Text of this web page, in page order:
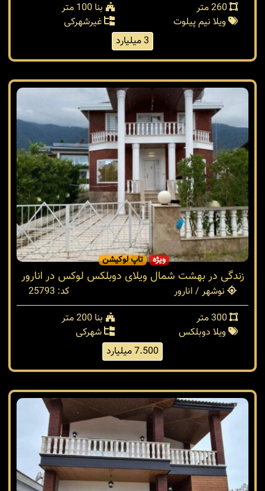
بنا 100 متر
ویلا نیم پیلوت
غیرشهرکی
3 میلیارد
ویژه تاپ لوکیشن
زندگی در بهشت شمال ویلای دوبلکس لوکس در انارور
نوشهر / انارور
کد: 25793
بنا 200 متر
ویلا دوبلکس
شهرکی
7.500 میلیارد